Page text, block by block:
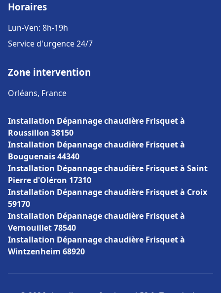
Horaires
Lun-Ven: 8h-19h
Service d'urgence 24/7
Zone intervention
Orléans, France
Installation Dépannage chaudière Frisquet à
Roussillon 38150
Installation Dépannage chaudière Frisquet à
Bouguenais 44340
Installation Dépannage chaudière Frisquet à Saint
Pierre d'Oléron 17310
Installation Dépannage chaudière Frisquet à Croix
59170
Installation Dépannage chaudière Frisquet à
Vernouillet 78540
Installation Dépannage chaudière Frisquet à
Wintzenheim 68920